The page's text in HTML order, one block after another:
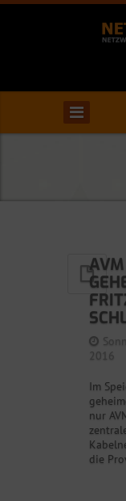
2016
Im
nur
die